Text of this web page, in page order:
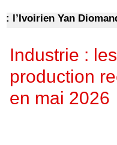
Yan Diomandé
Industrie :
production
en mai 2026